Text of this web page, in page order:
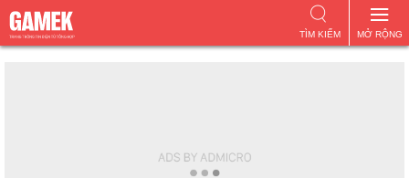
MỞ RỘNG
TÌM KIẾM